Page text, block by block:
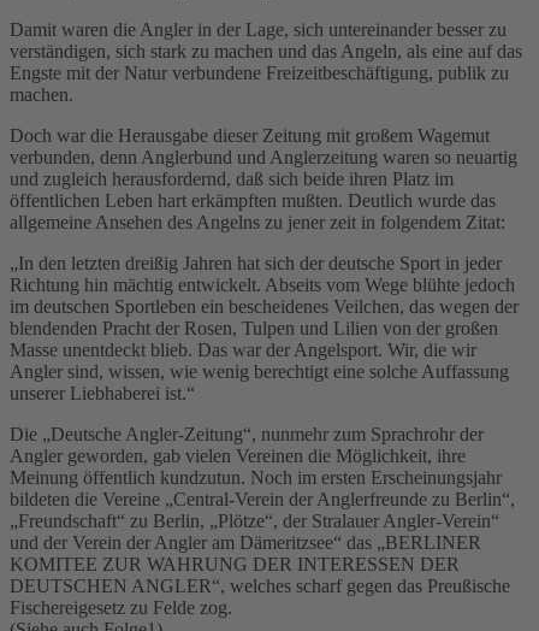
Damit waren die Angler in der Lage, sich untereinander besser zu
verständigen, sich stark zu machen und das Angeln, als eine auf das
Engste mit der Natur verbundene Freizeitbeschäftigung, publik zu
machen.
Doch war die Herausgabe dieser Zeitung mit großem Wagemut
verbunden, denn Anglerbund und Anglerzeitung waren so neuartig
und zugleich herausfordernd, daß sich beide ihren Platz im
öffentlichen Leben hart erkämpften mußten. Deutlich wurde das
allgemeine Ansehen des Angelns zu jener zeit in folgendem Zitat:
„In den letzten dreißig Jahren hat sich der deutsche Sport in jeder
Richtung hin mächtig entwickelt. Abseits vom Wege blühte jedoch
im deutschen Sportleben ein bescheidenes Veilchen, das wegen der
blendenden Pracht der Rosen, Tulpen und Lilien von der großen
Masse unentdeckt blieb. Das war der Angelsport. Wir, die wir
Angler sind, wissen, wie wenig berechtigt eine solche Auffassung
unserer Liebhaberei ist.“
Die „Deutsche Angler-Zeitung“, nunmehr zum Sprachrohr der
Angler geworden, gab vielen Vereinen die Möglichkeit, ihre
Meinung öffentlich kundzutun. Noch im ersten Erscheinungsjahr
bildeten die Vereine „Central-Verein der Anglerfreunde zu Berlin“,
„Freundschaft“ zu Berlin, „Plötze“, der Stralauer Angler-Verein“
und der Verein der Angler am Dämeritzsee“ das „BERLINER
KOMITEE ZUR WAHRUNG DER INTERESSEN DER
DEUTSCHEN ANGLER“, welches scharf gegen das Preußische
Fischereigesetz zu Felde zog.